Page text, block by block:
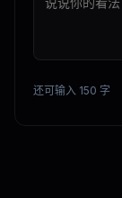
还可输入 150 字